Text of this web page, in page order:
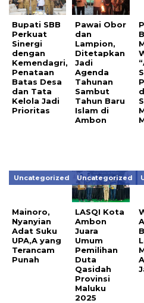
Bupati SBB
Perkuat
Sinergi
dengan
Kemendagri,
Penataan
Batas Desa
dan Tata
Kelola Jadi
Prioritas
Pawai Obor
dan
Lampion,
Ditetapkan
Jadi
Agenda
Tahunan
Sambut
Tahun Baru
Islam di
Ambon
Uncategorized
Mainoro,
Nyanyian
Adat Suku
UPA,A yang
Terancam
Punah
Uncategorized
LASQI Kota
Ambon
Juara
Umum
Pemilihan
Duta
Qasidah
Provinsi
Maluku
2025